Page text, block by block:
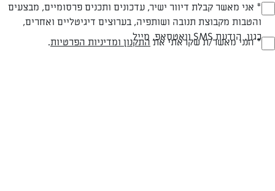
(חובה)* אני מאשר קבלת דיוור ישיר, עדכונים ותכנים פרסומיים, מבצעים
והטבות מקבוצת תנובה ושותפיה, בערוצים דיגיטליים ואחרים,
כגון, הודעת SMS וואטסאפ, מייל(חובה)* הנני מאשר/ת שקראתי את התקנון ומדיניות הפרטיות.